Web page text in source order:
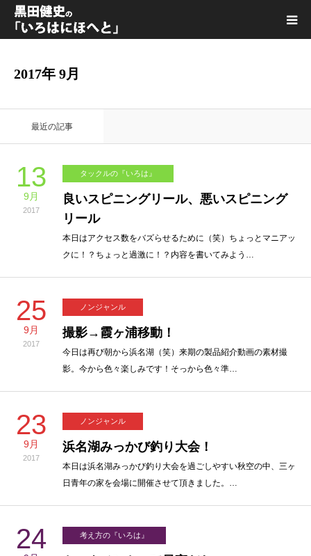
2017年 9月
最近の記事
13
9月
2017
タックルの『いろは』
良いスピニングリール、悪いスピニング
リール
本日はアクセス数をバズらせるために（笑）ちょっとマニアッ
クに！？ちょっと過激に！？内容を書いてみよう…
25
9月
2017
ノンジャンル
撮影→霞ヶ浦移動！
今日は再び朝から浜名湖（笑）来期の製品紹介動画の素材撮
影。今から色々楽しみです！そっから色々準…
23
9月
2017
ノンジャンル
浜名湖みっかび釣り大会！
本日は浜名湖みっかび釣り大会を過ごしやすい秋空の中、三ヶ
日青年の家を会場に開催させて頂きました。…
24 考え方の『いろは』
YouTube｜Kuro channel
メディア出演
プライバシーポリシー